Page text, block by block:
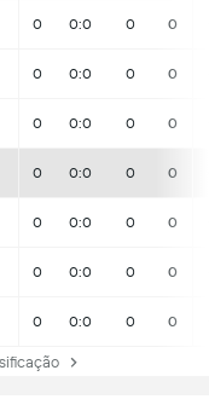
0 0:0 0 0
0 0:0 0 0
0 0:0 0 0
0 0:0 0 0
0 0:0 0 0
0 0:0 0 0
0 0:0 0 0